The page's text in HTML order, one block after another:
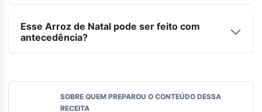
Esse Arroz de Natal pode ser feito com
antecedência?
SOBRE QUEM PREPAROU O CONTEÚDO DESSA
RECEITA